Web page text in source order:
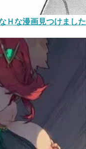
Ｈな漫画見つけました